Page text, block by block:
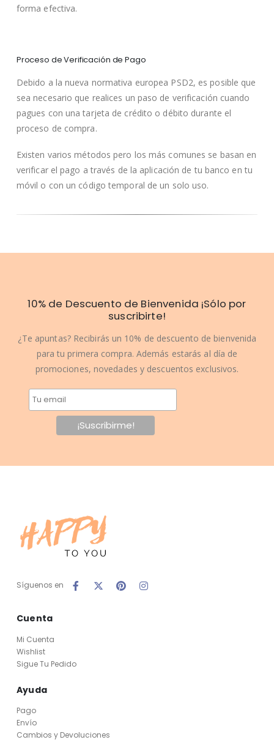
forma efectiva.
Proceso de Verificación de Pago
Debido a la nueva normativa europea PSD2, es posible que
sea necesario que realices un paso de verificación cuando
pagues con una tarjeta de crédito o débito durante el
proceso de compra.
Existen varios métodos pero los más comunes se basan en
verificar el pago a través de la aplicación de tu banco en tu
móvil o con un código temporal de un solo uso.
10% de Descuento de Bienvenida ¡Sólo por
suscribirte!
¿Te apuntas? Recibirás un 10% de descuento de bienvenida
para tu primera compra. Además estarás al día de
promociones, novedades y descuentos exclusivos.
Síguenos en
Cuenta
Mi Cuenta
Wishlist
Sigue Tu Pedido
Ayuda
Pago
Envío
Cambios y Devoluciones